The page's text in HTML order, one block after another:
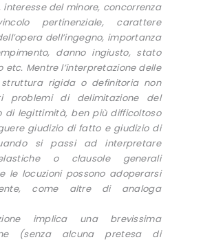
del minore, concorrenza
pertinenziale, carattere
dell’ingegno, importanza
danno ingiusto, stato
etc. Mentre l’interpretazione delle
rigida o definitoria non
problemi di delimitazione del
di legittimità, ben più difficoltoso
giudizio di fatto e giudizio di
si passi ad interpretare
o clausole generali
le locuzioni possono adoperarsi
come altre di analoga
implica una brevissima
(senza alcuna pretesa di